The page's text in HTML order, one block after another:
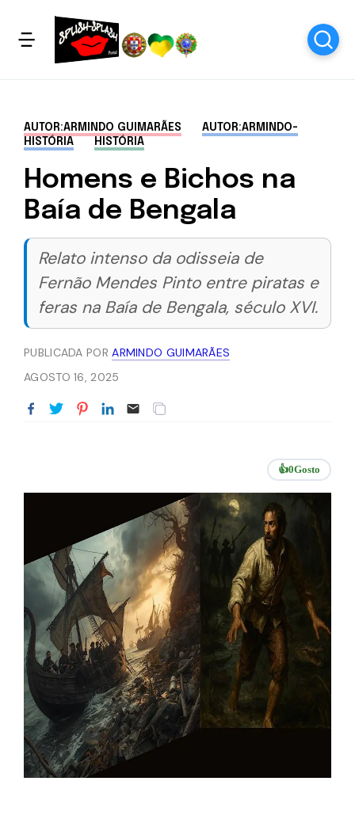
AUTOR:ARMINDO GUIMARÃES
AUTOR:ARMINDO-
HISTÓRIA
HISTÓRIA
Homens e Bichos na
Baía de Bengala
Relato intenso da odisseia de
Fernão Mendes Pinto entre piratas e
feras na Baía de Bengala, século XVI.
PUBLICADA PORARMINDO GUIMARÃES
AGOSTO 16, 2025
👍0Gosto